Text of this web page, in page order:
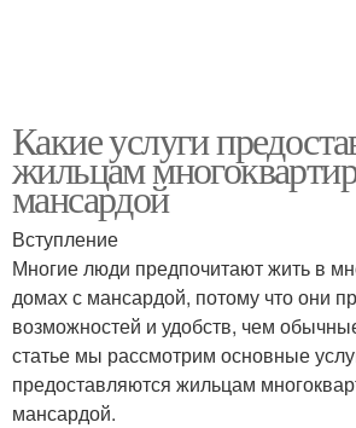
Какие услуги
жильцам
мансардой
Вступление
Многие люди предпочитают жить в
домах с мансардой, потому что они
возможностей и удобств, чем
статье мы рассмотрим основные
предоставляются жильцам
мансардой.